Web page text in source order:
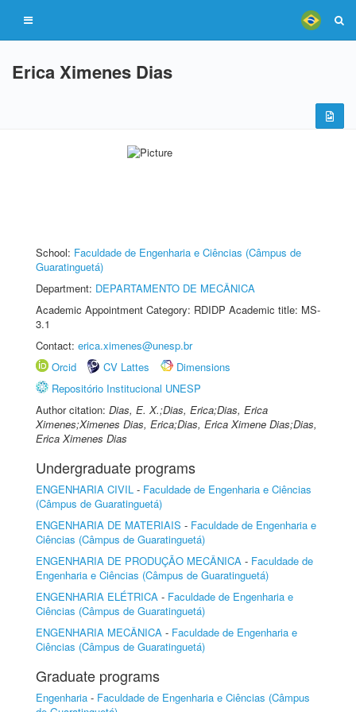
Erica Ximenes Dias
School: Faculdade de Engenharia e Ciências (Câmpus de
Guaratinguetá)
Department: DEPARTAMENTO DE MECÂNICA
Academic Appointment Category: RDIDP Academic title: MS-
3.1
Contact: erica.ximenes@unesp.br
Orcid
CV Lattes
Dimensions
Repositório Institucional UNESP
Author citation: Dias, E. X.;Dias, Erica;Dias, Erica
Ximenes;Ximenes Dias, Erica;Dias, Erica Ximene Dias;Dias,
Erica Ximenes Dias
Undergraduate programs
ENGENHARIA CIVIL - Faculdade de Engenharia e Ciências
(Câmpus de Guaratinguetá)
ENGENHARIA DE MATERIAIS - Faculdade de Engenharia e
Ciências (Câmpus de Guaratinguetá)
ENGENHARIA DE PRODUÇÃO MECÂNICA - Faculdade de
Engenharia e Ciências (Câmpus de Guaratinguetá)
ENGENHARIA ELÉTRICA - Faculdade de Engenharia e
Ciências (Câmpus de Guaratinguetá)
ENGENHARIA MECÂNICA - Faculdade de Engenharia e
Ciências (Câmpus de Guaratinguetá)
Graduate programs
Engenharia - Faculdade de Engenharia e Ciências (Câmpus